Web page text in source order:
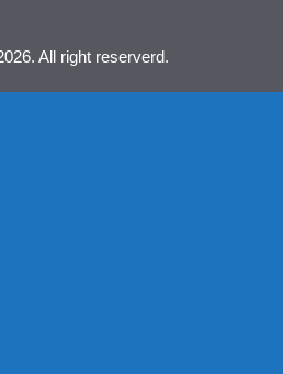
All right reserverd.